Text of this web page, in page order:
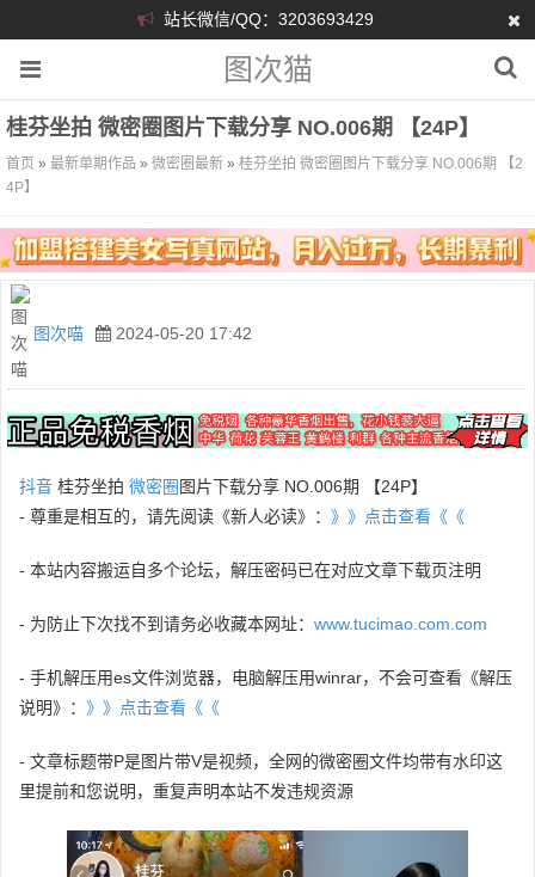
站长微信/QQ：3203693429
图次猫
桂芬坐拍 微密圈图片下载分享 NO.006期 【24P】
首页 » 最新单期作品 » 微密圈最新 » 桂芬坐拍 微密圈图片下载分享 NO.006期 【2
4P】
图次喵 2024-05-20 17:42
抖音 桂芬坐拍 微密圈 图片下载分享 NO.006期 【24P】
- 尊重是相互的，请先阅读《新人必读》： 》》点击查看《《
- 本站内容搬运自多个论坛，解压密码已在对应文章下载页注明
- 为防止下次找不到请务必收藏本网址： www.tucimao.com.com
- 手机解压用es文件浏览器，电脑解压用winrar，不会可查看《解压
说明》： 》》点击查看《《
- 文章标题带P是图片带V是视频，全网的微密圈文件均带有水印这
里提前和您说明，重复声明本站不发违规资源